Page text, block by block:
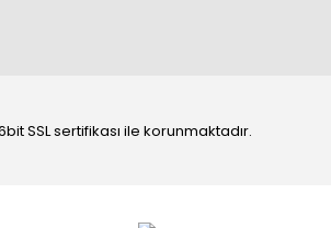
SSL sertifikası ile korunmaktadır.